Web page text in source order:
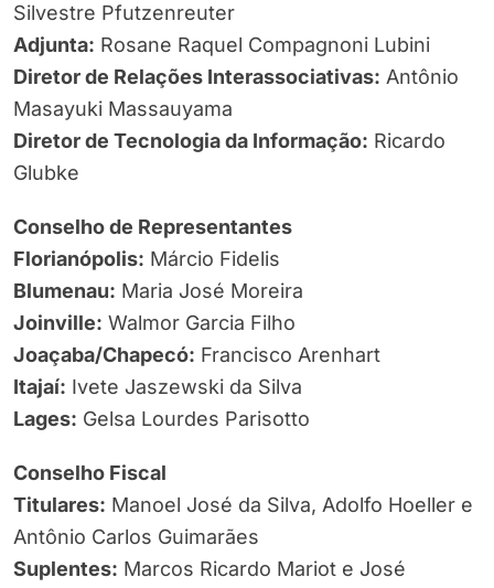
Silvestre Pfutzenreuter
Adjunta: Rosane Raquel Compagnoni Lubini
Diretor de Relações Interassociativas: Antônio
Masayuki Massauyama
Diretor de Tecnologia da Informação: Ricardo
Glubke
Conselho de Representantes
Florianópolis: Márcio Fidelis
Blumenau: Maria José Moreira
Joinville: Walmor Garcia Filho
Joaçaba/Chapecó: Francisco Arenhart
Itajaí: Ivete Jaszewski da Silva
Lages: Gelsa Lourdes Parisotto
Conselho Fiscal
Titulares: Manoel José da Silva, Adolfo Hoeller e
Antônio Carlos Guimarães
Suplentes: Marcos Ricardo Mariot e José